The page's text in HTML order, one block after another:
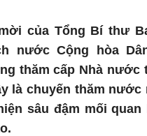
của Tổng Bí thư
nước Cộng hòa
thăm cấp Nhà nước
là chuyến thăm
sâu đậm mối